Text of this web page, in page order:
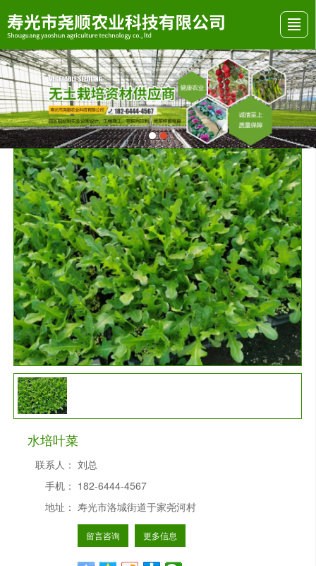
首页 关于我们 产品展示 行业资讯 发货现场 视频展示 留言反馈 联系我们
水培叶菜
联系人： 刘总
手机： 182-6444-4567
地址： 寿光市洛城街道于家尧河村
留言咨询 更多信息